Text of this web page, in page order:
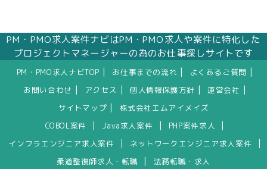
PM・PMO求人案件ナビはPM・PMO求人や案件に特化した
プロジェクトマネージャーの為のお仕事探しサイトです
PM・PMO求人ナビTOP お仕事までの流れ よくあるご質問
お問い合わせ アクセス 個人情報保護方針 運営会社
サイトマップ
株式会社エムアイメイズ
COBOL案件
Java求人案件 PHP案件求人
インフラエンジニア求人案件 ネットワークエンジニア求人案件
柔道整復師求人・転職 法務転職・求人